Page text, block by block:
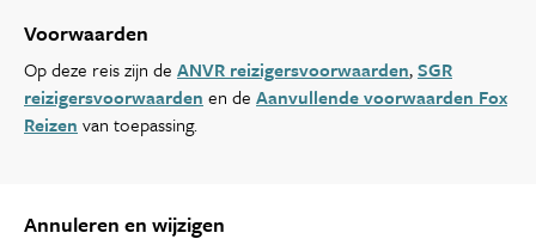
Voorwaarden
Op deze reis zijn de ANVR reizigersvoorwaarden,SGR
reizigersvoorwaarden en de Aanvullende voorwaarden Fox
Reizen van toepassing.
Annuleren en wijzigen